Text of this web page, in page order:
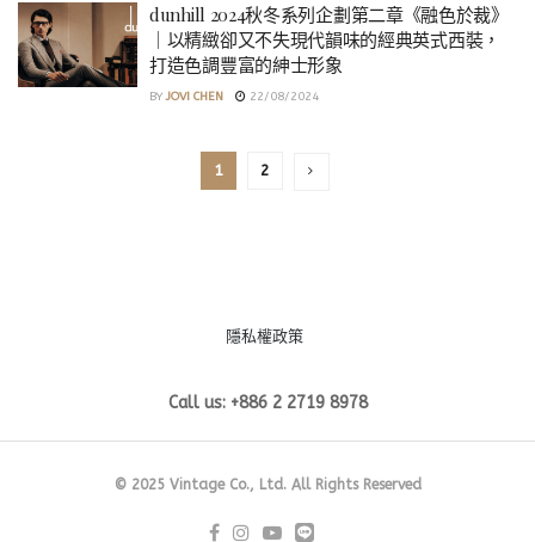
dunhill 2024秋冬系列企劃第二章《融色於裁》
｜以精緻卻又不失現代韻味的經典英式西裝，
打造色調豐富的紳士形象
BY JOVI CHEN 22/08/2024
1 2
隱私權政策
Call us: +886 2 2719 8978
© 2025 Vintage Co., Ltd. All Rights Reserved